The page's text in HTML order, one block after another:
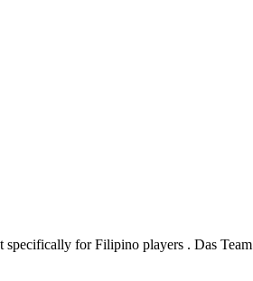
specifically for Filipino players . Das Team